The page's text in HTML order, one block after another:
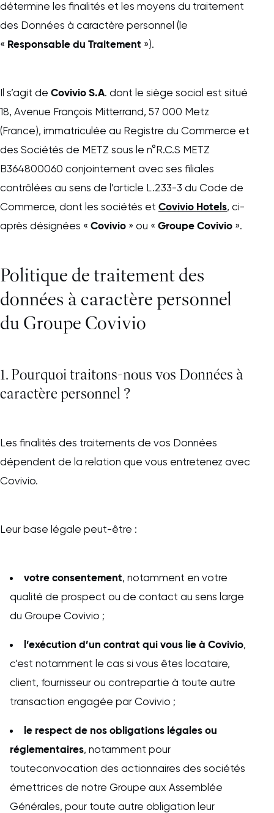
détermine les finalités et les moyens du traitement
des Données à caractère personnel (le
« Responsable du Traitement »).
Il s’agit de Covivio S.A. dont le siège social est situé
18, Avenue François Mitterrand, 57 000 Metz
(France), immatriculée au Registre du Commerce et
des Sociétés de METZ sous le n°R.C.S METZ
B364800060 conjointement avec ses filiales
contrôlées au sens de l’article L.233-3 du Code de
Commerce, dont les sociétés et Covivio Hotels, ci-
après désignées « Covivio » ou « Groupe Covivio ».
Politique de traitement des
données à caractère personnel
du Groupe Covivio
1. Pourquoi traitons-nous vos Données à
caractère personnel ?
Les finalités des traitements de vos Données
dépendent de la relation que vous entretenez avec
Covivio.
Leur base légale peut-être :
votre consentement, notamment en votre
qualité de prospect ou de contact au sens large
du Groupe Covivio ;
l’exécution d’un contrat qui vous lie à Covivio,
c’est notamment le cas si vous êtes locataire,
client, fournisseur ou contrepartie à toute autre
transaction engagée par Covivio ;
le respect de nos obligations légales ou
réglementaires, notamment pour
touteconvocation des actionnaires des sociétés
émettrices de notre Groupe aux Assemblée
Générales, pour toute autre obligation leur